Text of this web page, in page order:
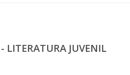
LITERATURA JUVENIL